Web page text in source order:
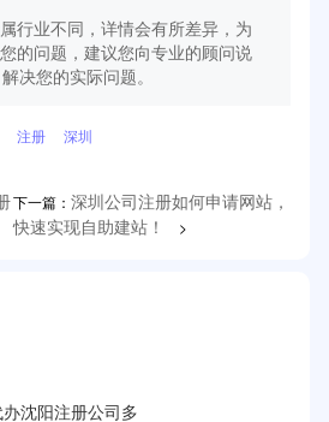
行业不同，详情会有所差异，为
的问题，建议您向专业的顾问说
决您的实际问题。
注册 深圳
下一篇：深圳公司注册如何申请网站，
快速实现自助建站！
>
沈阳注册公司多